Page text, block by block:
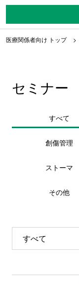
医療関係者向け トップ
セミナー
すべて
創傷管理
ストーマ
その他